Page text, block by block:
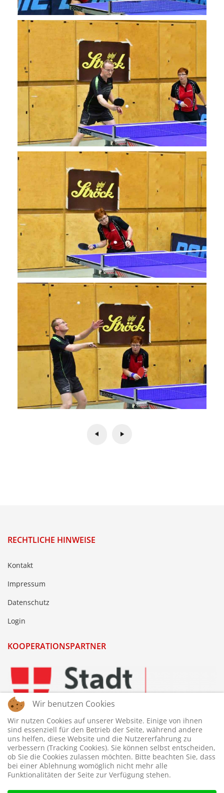
RECHTLICHE HINWEISE
Kontakt
Impressum
Datenschutz
Login
KOOPERATIONSPARTNER
Wir benutzen Cookies
Wir nutzen Cookies auf unserer Website. Einige von ihnen
sind essenziell für den Betrieb der Seite, während andere
uns helfen, diese Website und die Nutzererfahrung zu
verbessern (Tracking Cookies). Sie können selbst entscheiden,
ob Sie die Cookies zulassen möchten. Bitte beachten Sie, dass
bei einer Ablehnung womöglich nicht mehr alle
Funktionalitäten der Seite zur Verfügung stehen.